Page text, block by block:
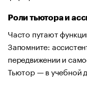
Роли тьютора и
Часто путают
Запомните:
передвижении и
Тьютор — в учебной